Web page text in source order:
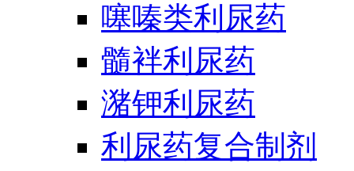
噻嗪类利尿药
髓袢利尿药
潴钾利尿药
利尿药复合制剂